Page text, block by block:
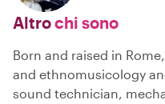
Altrochi sono
Born and raised in
and ethnomusicology
sound technician,